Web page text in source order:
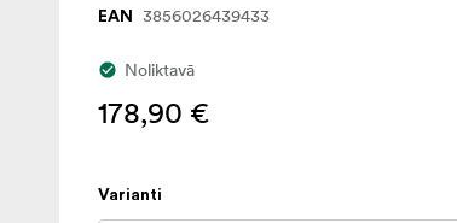
EAN 3856026439433
Noliktavā
178,90 €
Varianti